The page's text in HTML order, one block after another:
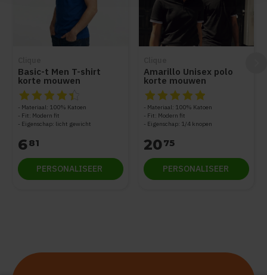
Basic-t Men T-shirt
korte mouwen
De beoordeling van dit product is 4.5 van de 5
Materiaal: 100% Katoen
Fit: Modern fit
Eigenschap: licht gewicht
681
PERSONALISEER
Amarillo Unisex polo
korte mouwen
De beoordeling van dit
Materiaal: 100% Katoen
Fit: Modern fit
Eigenschap: 1/4 knopen
2075
PERSONALISEER